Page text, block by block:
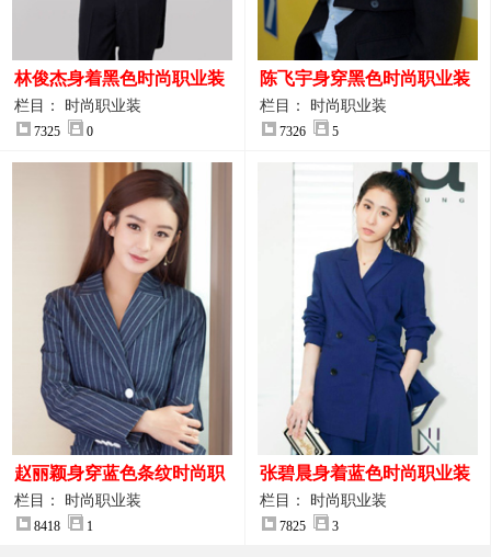
林俊杰身着黑色时尚职业装
制服图片
栏目： 时尚职业装
7325 0
陈飞宇身穿黑色时尚职业装
图片
栏目： 时尚职业装
7326 5
赵丽颖身穿蓝色条纹时尚职
业装图片
栏目： 时尚职业装
8418 1
张碧晨身着蓝色时尚职业装
服装图片
栏目： 时尚职业装
7825 3